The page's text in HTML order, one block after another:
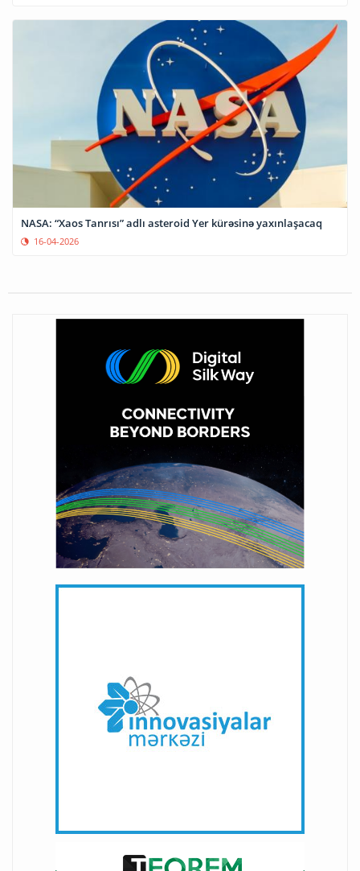
NASA: “Xaos Tanrısı” adlı asteroid Yer kürəsinə yaxınlaşacaq
16-04-2026